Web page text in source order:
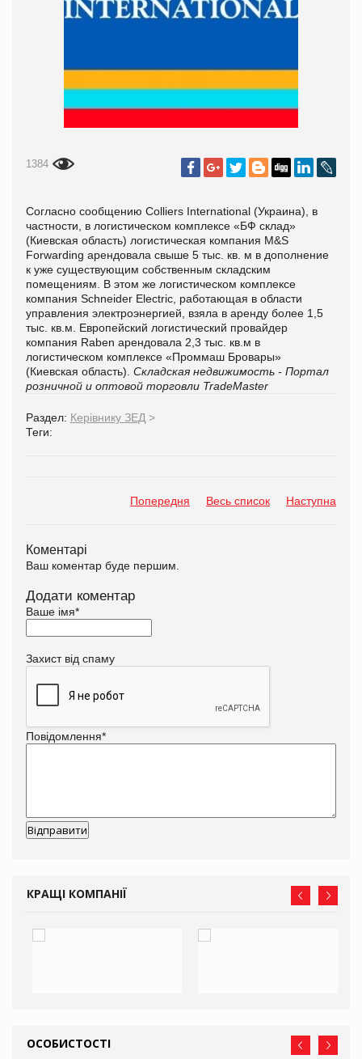
1384
Согласно сообщению Colliers International (Украина), в
частности, в логистическом комплексе «БФ склад»
(Киевская область) логистическая компания M&S
Forwarding арендовала свыше 5 тыс. кв. м в дополнение
к уже существующим собственным складским
помещениям. В этом же логистическом комплексе
компания Schneider Electric, работающая в области
управления электроэнергией, взяла в аренду более 1,5
тыс. кв.м. Европейский логистический провайдер
компания Raben арендовала 2,3 тыс. кв.м в
логистическом комплексе «Проммаш Бровары»
(Киевская область). Складская недвижимость - Портал
розничной и оптовой торговли TradeMaster
Раздел: Керівнику ЗЕД >
Теги:
Попередня Весь список Наступна
Коментарі
Ваш коментар буде першим.
Додати коментар
Ваше імя*
Захист від спаму
Повідомлення*
КРАЩІ КОМПАНІЇ
ОСОБИСТОСТІ